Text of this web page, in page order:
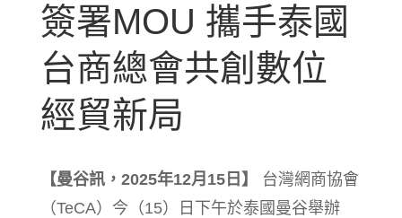
簽署MOU 攜手泰國
台商總會共創數位
經貿新局
【曼谷訊，2025年12月15日】
台灣網商協會
（TeCA）今（15）日下午於泰國曼谷舉辦